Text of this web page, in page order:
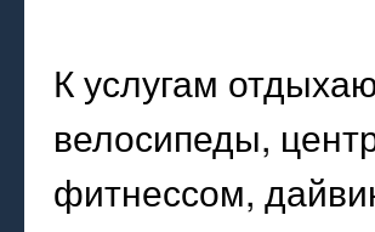
К услугам
велосипеды,
фитнессом,